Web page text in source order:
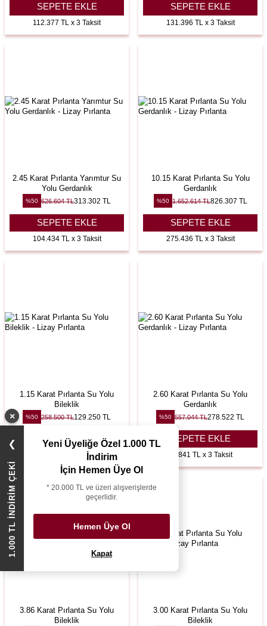
SEPETE EKLE
112.377 TL x 3 Taksit
SEPETE EKLE
131.396 TL x 3 Taksit
2.45 Karat Pırlanta Yarımtur Su
Yolu Gerdanlık
%50 626.604TL313.302 TL
SEPETE EKLE
104.434 TL x 3 Taksit
10.15 Karat Pırlanta Su Yolu
Gerdanlık
%50 1.652.614TL826.307 TL
SEPETE EKLE
275.436 TL x 3 Taksit
1.15 Karat Pırlanta Su Yolu
Bileklik
%50 258.500TL129.250 TL
SEPETE EKLE
43.083 TL x 3 Taksit
2.60 Karat Pırlanta Su Yolu
Gerdanlık
%50 557.044TL278.522 TL
SEPETE EKLE
92.841 TL x 3 Taksit
3.86 Karat Pırlanta Su Yolu
Bileklik
3.00 Karat Pırlanta Su Yolu
Bileklik
×
❯
1.000 TL İNDİRİM ÇEKİ
Yeni Üyeliğe Özel 1.000 TL
İndirim
İçin Hemen Üye Ol
* 20.000 TL ve üzeri alışverişlerde
geçerlidir.
Hemen Üye Ol
Kapat